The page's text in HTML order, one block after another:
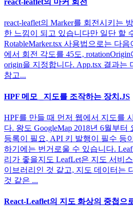
react-leaflet의 마커 회전
react-leaflet의 Marker를 회전시키는
한 느낌이 되고 있습니다만 일단 할
RotableMarker.tsx 사용법으로는 다
에서 회전 각도를 45도, rotationOrigin
origin을 지정합니다. App.tsx 결과는
참고...
HPF 메모 _지도를 조작하는 장치.JS
HPF를 만들 때 먼저 웹에서 지도를
다. 왕도 GoogleMap 2018년 6월부
등록이 필요, API 키 발행이 필수 등
하기에는 번거로울 수 있습니다.
리가 좋을지도 LeafLet은 지도 서비
이브러리인 것 같고, 지도 데이터는
것 같은 ...
React-Leaflet의 지도 화상의 중첩으